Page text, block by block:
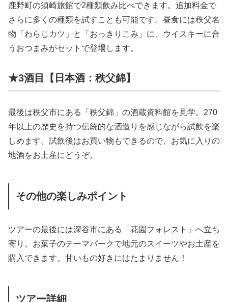
鹿野町の須崎旅館で2種類飲み比べできます。追加料金で
さらに多くの種類を試すことも可能です。昼食には秩父名
物「わらじカツ」と「おっきりこみ」に、ウイスキーに合
うおつまみがセットで登場します。
★3酒目【日本酒：秩父錦】
最後は秩父市にある「秩父錦」の酒蔵資料館を見学。270
年以上の歴史を持つ伝統的な酒造りを感じながら試飲を楽
しめます。試飲後はお買い物もできるので、お気に入りの
地酒をお土産にどうぞ。
その他の楽しみポイント
ツアーの最後には深谷市にある「花園フォレスト」へ立ち
寄り。お菓子のテーマパークで地元のスイーツやお土産を
購入できます。甘いもの好きにはたまりません！
ツアー詳細